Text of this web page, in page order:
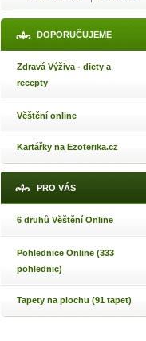
DOPORUČUJEME
Zdravá Výživa - diety a
recepty
Věštění online
Kartářky na Ezoterika.cz
PRO VÁS
6 druhů Věštění Online
Pohlednice Online (333
pohlednic)
Tapety na plochu (91 tapet)